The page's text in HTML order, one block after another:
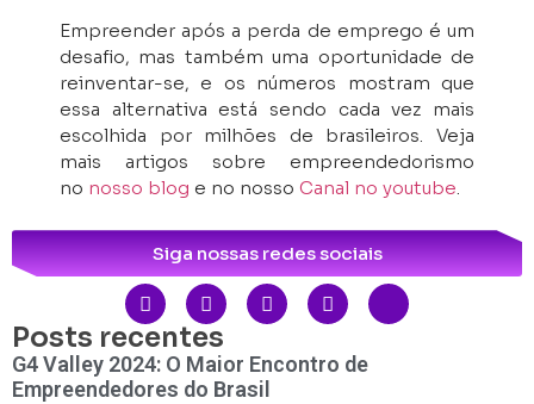
Empreender após a perda de emprego é um
desafio, mas também uma oportunidade de
reinventar-se, e os números mostram que
essa alternativa está sendo cada vez mais
escolhida por milhões de brasileiros. Veja
mais artigos sobre empreendedorismo
no nosso blog e no nosso Canal no youtube.
Siga nossas redes sociais
Posts recentes
G4 Valley 2024: O Maior Encontro de
Empreendedores do Brasil